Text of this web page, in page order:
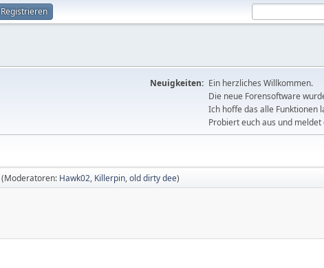
Registrieren
Neuigkeiten: Ein herzliches Willkommen.
Die neue Forensoftware
Ich hoffe das alle Funktionen
Probiert euch aus und
(Moderatoren: Hawk02, Killerpin,old dirty dee)